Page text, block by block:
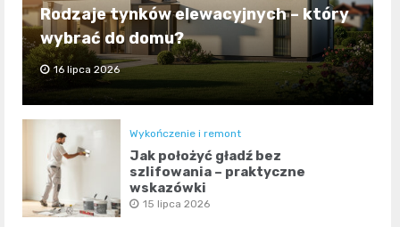
Rodzaje tynków elewacyjnych – który
wybrać do domu?
16 lipca 2026
Wykończenie i remont
Jak położyć gładź bez
szlifowania – praktyczne
wskazówki
15 lipca 2026